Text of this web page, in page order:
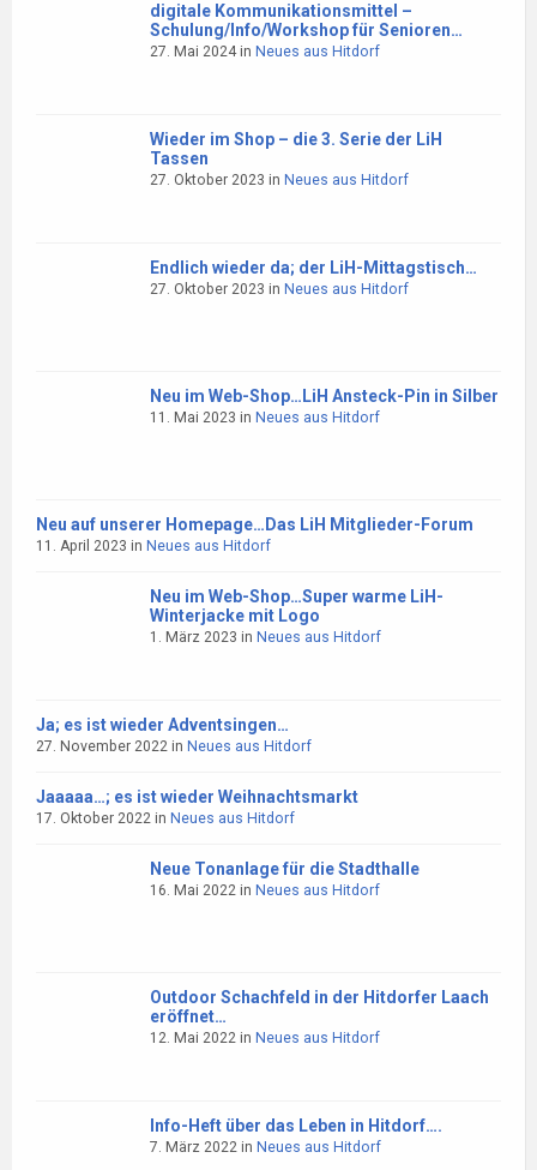
digitale Kommunikationsmittel –
Schulung/Info/Workshop für Senioren…
27. Mai 2024in Neues aus Hitdorf
Wieder im Shop – die 3. Serie der LiH
Tassen
27. Oktober 2023 in Neues aus Hitdorf
Endlich wieder da; der LiH-Mittagstisch…
27. Oktober 2023 in Neues aus Hitdorf
Neu im Web-Shop…LiH Ansteck-Pin in Silber
11. Mai 2023 in Neues aus Hitdorf
Neu auf unserer Homepage…Das LiH Mitglieder-Forum
11. April 2023 in Neues aus Hitdorf
Neu im Web-Shop…Super warme LiH-
Winterjacke mit Logo
1. März 2023 in Neues aus Hitdorf
Ja; es ist wieder Adventsingen…
27. November 2022 in Neues aus Hitdorf
Jaaaaa…; es ist wieder Weihnachtsmarkt
17. Oktober 2022 in Neues aus Hitdorf
Neue Tonanlage für die Stadthalle
16. Mai 2022 in Neues aus Hitdorf
Outdoor Schachfeld in der Hitdorfer Laach
eröffnet…
12. Mai 2022 in Neues aus Hitdorf
Info-Heft über das Leben in Hitdorf….
7. März 2022 in Neues aus Hitdorf